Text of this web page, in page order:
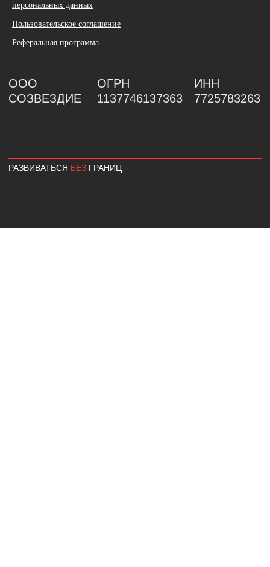
персональных данных
Пользовательское соглашение
Реферальная программа